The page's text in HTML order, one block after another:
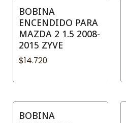
BOBINA
ENCENDIDO PARA
MAZDA 2 1.5 2008-
2015 ZYVE
$14.720
BOBINA